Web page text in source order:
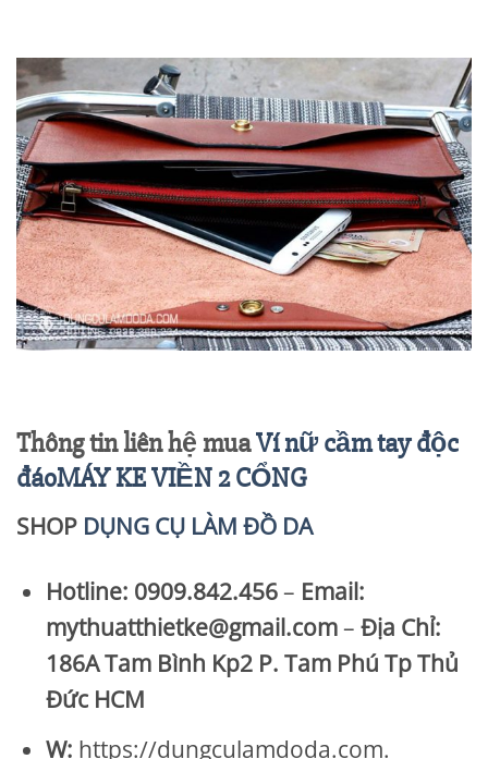
Thông tin liên hệ muaVí nữ cầm tay độc
đáoMÁY KE VIỀN 2 CỔNG
SHOP DỤNG CỤ LÀM ĐỒ DA
Hotline: 0909.842.456– Email:
mythuatthietke@gmail.com–Địa Chỉ:
186A Tam Bình Kp2 P. Tam Phú Tp Thủ
Đức HCM
W: https://dungculamdoda.com.